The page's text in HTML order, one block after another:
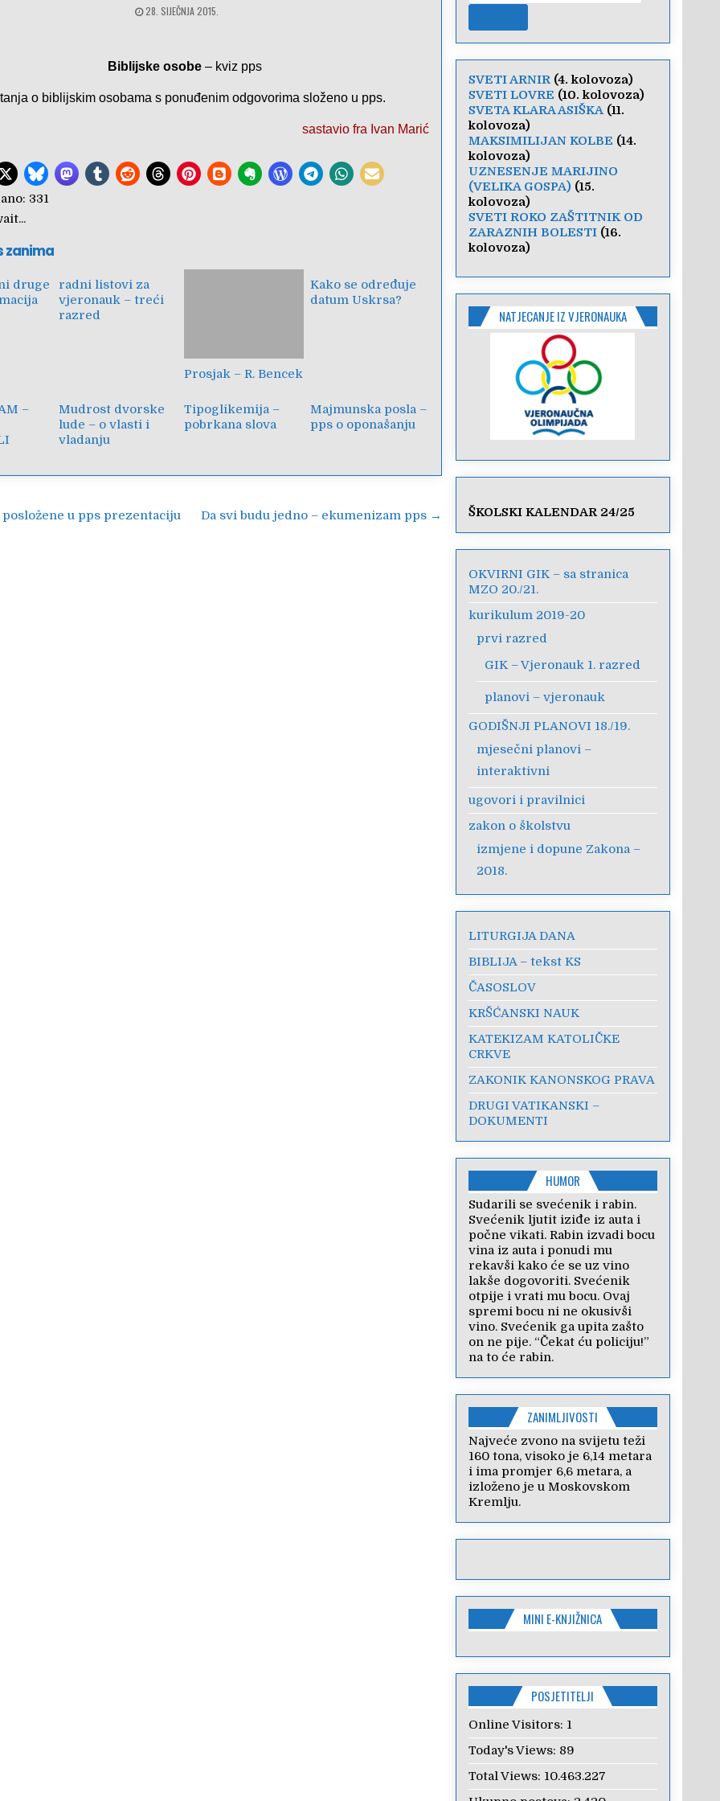
28. SIJEČNJA 2015.
Biblijske osobe – kviz pps
o biblijskim osobama s ponuđenim odgovorima složeno u pps.
sastavio fra Ivan Marić
331
zanima
druge
radni listovi za
vjeronauk – treći
razred
Prosjak – R. Bencek
Kako se određuje
datum Uskrsa?
–
Mudrost dvorske
lude – o vlasti i
vladanju
Tipoglikemija –
pobrkana slova
Majmunska posla –
pps o oponašanju
u pps prezentaciju Da svi budu jedno – ekumenizam pps →
SVETI ARNIR(4. kolovoza)
SVETI LOVRE (10. kolovoza)
SVETA KLARA ASIŠKA(11.
kolovoza)
MAKSIMILIJAN KOLBE (14.
kolovoza)
UZNESENJE MARIJINO
(VELIKA GOSPA) (15.
kolovoza)
SVETI ROKO ZAŠTITNIK OD
ZARAZNIH BOLESTI(16.
kolovoza)
NATJECANJE IZ VJERONAUKA
ŠKOLSKI KALENDAR 24/25
OKVIRNI GIK – sa stranica
MZO 20./21.
kurikulum 2019-20
prvi razred
GIK – Vjeronauk 1. razred
planovi – vjeronauk
GODIŠNJI PLANOVI 18./19.
mjesečni planovi –
interaktivni
ugovori i pravilnici
zakon o školstvu
izmjene i dopune Zakona –
2018.
LITURGIJA DANA
BIBLIJA – tekst KS
ČASOSLOV
KRŠĆANSKI NAUK
KATEKIZAM KATOLIČKE
CRKVE
ZAKONIK KANONSKOG PRAVA
DRUGI VATIKANSKI –
DOKUMENTI
HUMOR
Sudarili se svećenik i rabin.
Svećenik ljutit iziđe iz auta i
počne vikati. Rabin izvadi bocu
vina iz auta i ponudi mu
rekavši kako će se uz vino
lakše dogovoriti. Svećenik
otpije i vrati mu bocu. Ovaj
spremi bocu ni ne okusivši
vino. Svećenik ga upita zašto
on ne pije. “Čekat ću policiju!”
na to će rabin.
ZANIMLJIVOSTI
Najveće zvono na svijetu teži
160 tona, visoko je 6,14 metara
i ima promjer 6,6 metara, a
izloženo je u Moskovskom
Kremlju.
MINI E-KNJIŽNICA
POSJETITELJI
Online Visitors: 1
Today's Views: 89
Total Views: 10.463.227